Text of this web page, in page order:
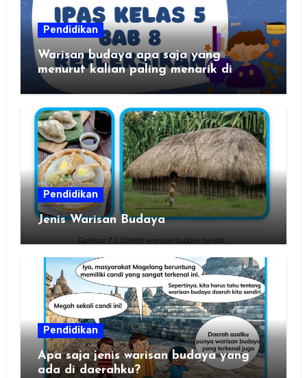
Pendidikan
Warisan budaya apa saja yang
menurut kalian paling menarik di
Pendidikan
Jenis Warisan Budaya
Pendidikan
Apa saja jenis warisan budaya yang
ada di daerahku?